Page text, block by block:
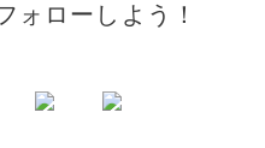
ォローしよう！